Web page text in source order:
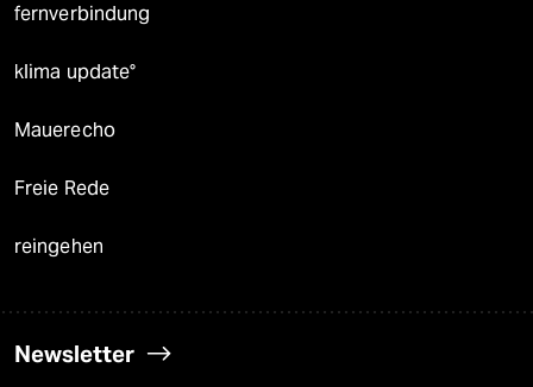
fernverbindung
klima update°
Mauerecho
Freie Rede
reingehen
Newsletter